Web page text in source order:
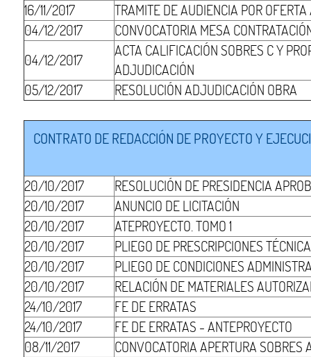
16/11/2017
TRAMITE DE AUDIENCIA POR
04/12/2017
CONVOCATORIA MESA
04/12/2017
ACTA CALIFICACIÓN SOBRES C Y
ADJUDICACIÓN
05/12/2017
RESOLUCIÓN ADJUDICACIÓN OBRA
CONTRATO DE REDACCIÓN DE PROYECTO Y
20/10/2017
RESOLUCIÓN DE PRESIDENCIA
20/10/2017
ANUNCIO DE LICITACIÓN
20/10/2017
ATEPROYECTO. TOMO 1
20/10/2017
PLIEGO DE PRESCRIPCIONES
20/10/2017
PLIEGO DE CONDICIONES
20/10/2017
RELACIÓN DE MATERIALES
24/10/2017
FE DE ERRATAS
24/10/2017
FE DE ERRATAS - ANTEPROYECTO
08/11/2017
CONVOCATORIA APERTURA